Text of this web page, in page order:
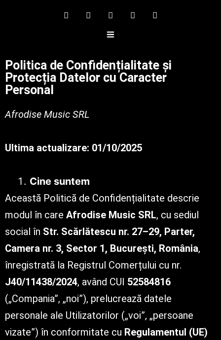
Politica de Confidențialitate și
Protecția Datelor cu Caracter
Personal
Afrodise Music SRL
Ultima actualizare: 01/10/2025
Cine suntem
Această Politică de Confidențialitate descrie
modul în care Afrodise Music SRL, cu sediul
social în Str. Scărlătescu nr. 27–29, Parter,
Camera nr. 3, Sector 1, București, România,
înregistrată la Registrul Comerțului cu nr.
J40/11438/2024, având CUI 52584816
(„Compania”, „noi”), prelucrează datele
personale ale Utilizatorilor („voi”, „persoane
vizate”) în conformitate cu Regulamentul (UE)